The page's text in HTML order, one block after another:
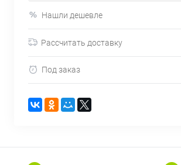
Нашли дешевле
Рассчитать доставку
Под заказ